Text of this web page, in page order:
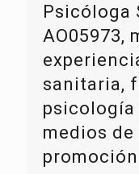
Psicóloga
AO05973,
sanitaria,
psicología
medios